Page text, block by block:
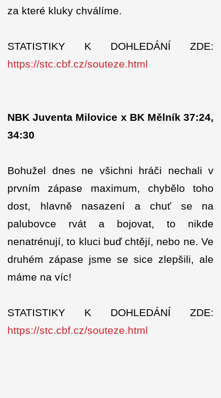
za které kluky chválíme.
STATISTIKY K DOHLEDÁNÍ ZDE:
https://stc.cbf.cz/souteze.html
NBK Juventa Milovice x BK Mělník 37:24,
34:30
Bohužel dnes ne všichni hráči nechali v
prvním zápase maximum, chybělo toho
dost, hlavně nasazení a chuť se na
palubovce rvát a bojovat, to nikde
nenatrénují, to kluci buď chtějí, nebo ne. Ve
druhém zápase jsme se sice zlepšili, ale
máme na víc!
STATISTIKY K DOHLEDÁNÍ ZDE:
https://stc.cbf.cz/souteze.html